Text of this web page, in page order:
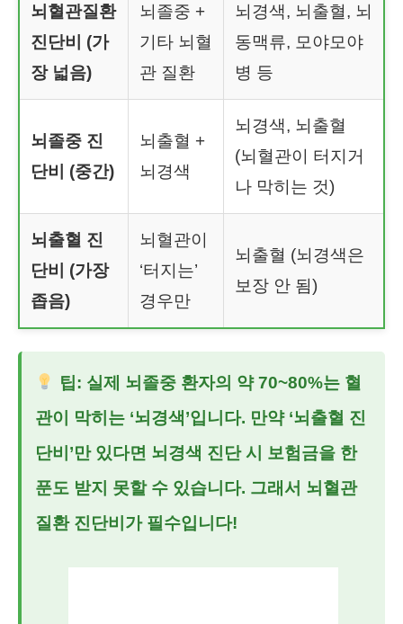
뇌혈관질환
진단비
(가
장 넓음)
뇌졸중 +
기타 뇌혈
관 질환
뇌경색, 뇌출혈, 뇌
동맥류, 모야모야
병 등
뇌졸중 진
단비 (중간)
뇌출혈 +
뇌경색
뇌경색, 뇌출혈
(뇌혈관이 터지거
나 막히는 것)
뇌출혈 진
단비 (가장
좁음)
뇌혈관이
‘터지는’
경우만
뇌출혈 (뇌경색은
보장 안 됨)
팁: 실제 뇌졸중 환자의 약 70~80%는 혈
관이 막히는 ‘뇌경색’입니다. 만약 ‘뇌출혈 진
단비’만 있다면 뇌경색 진단 시 보험금을 한
푼도 받지 못할 수 있습니다. 그래서 뇌혈관
질환 진단비 가 필수입니다!